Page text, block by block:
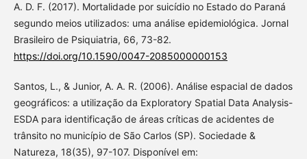
A. D. F. (2017). Mortalidade por suicídio no Estado do Paraná
segundo meios utilizados: uma análise epidemiológica. Jornal
Brasileiro de Psiquiatria, 66, 73-82.
https://doi.org/10.1590/0047-2085000000153
Santos, L., & Junior, A. A. R. (2006). Análise espacial de dados
geográficos: a utilização da Exploratory Spatial Data Analysis-
ESDA para identificação de áreas críticas de acidentes de
trânsito no município de São Carlos (SP). Sociedade &
Natureza, 18(35), 97-107. Disponível em: